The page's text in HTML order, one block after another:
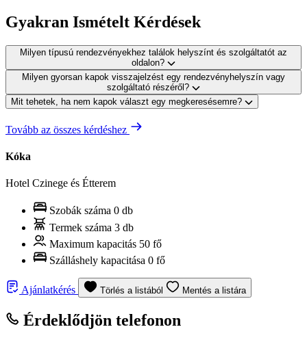
Gyakran Ismételt Kérdések
Milyen típusú rendezvényekhez találok helyszínt és szolgáltatót az
oldalon?
Milyen gyorsan kapok visszajelzést egy rendezvényhelyszín vagy
szolgáltató részéről?
Mit tehetek, ha nem kapok választ egy megkeresésemre?
Tovább az összes kérdéshez
Kóka
Hotel Czinege és Étterem
Szobák száma 0 db
Termek száma 3 db
Maximum kapacitás 50 fő
Szálláshely kapacitása 0 fő
Ajánlatkérés Törlés a listából Mentés a listára
Érdeklődjön telefonon